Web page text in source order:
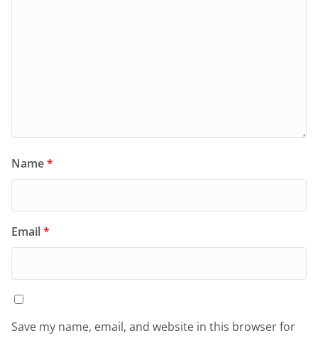
Name*
Email*
Save my name, email, and website in this browser for